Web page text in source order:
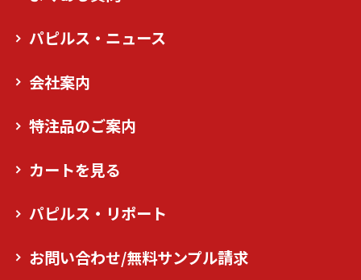
パピルス・ニュース
会社案内
特注品のご案内
カートを見る
パピルス・リポート
お問い合わせ/無料サンプル請求